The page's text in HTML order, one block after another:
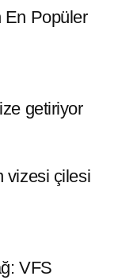
En Popüler
getiriyor
vizesi çilesi
VFS